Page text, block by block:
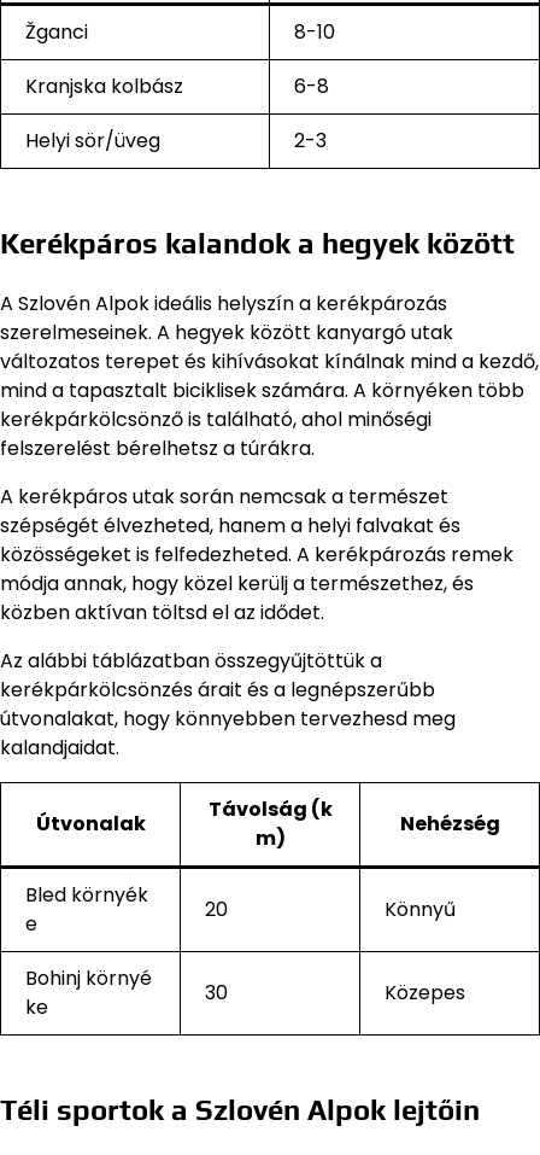
Žganci
8-10
Kranjska kolbász
6-8
Helyi sör/üveg
2-3
Kerékpáros kalandok a hegyek között
A Szlovén Alpok ideális helyszín a kerékpározás
szerelmeseinek. A hegyek között kanyargó utak
változatos terepet és kihívásokat kínálnak mind a kezdő,
mind a tapasztalt biciklisek számára. A környéken több
kerékpárkölcsönző is található, ahol minőségi
felszerelést bérelhetsz a túrákra.
A kerékpáros utak során nemcsak a természet
szépségét élvezheted, hanem a helyi falvakat és
közösségeket is felfedezheted. A kerékpározás remek
módja annak, hogy közel kerülj a természethez, és
közben aktívan töltsd el az idődet.
Az alábbi táblázatban összegyűjtöttük a
kerékpárkölcsönzés árait és a legnépszerűbb
útvonalakat, hogy könnyebben tervezhesd meg
kalandjaidat.
Útvonalak
Távolság (k
m)
Nehézség
Bled környék
e
20 Könnyű
Bohinj környé
ke
30 Közepes
Téli sportok a Szlovén Alpok lejtőin